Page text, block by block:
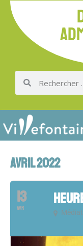
AVRIL 2022
13
AVR